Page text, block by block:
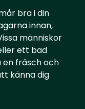
bra i din
innan,
människor
ett bad
en fräsch och
känna dig